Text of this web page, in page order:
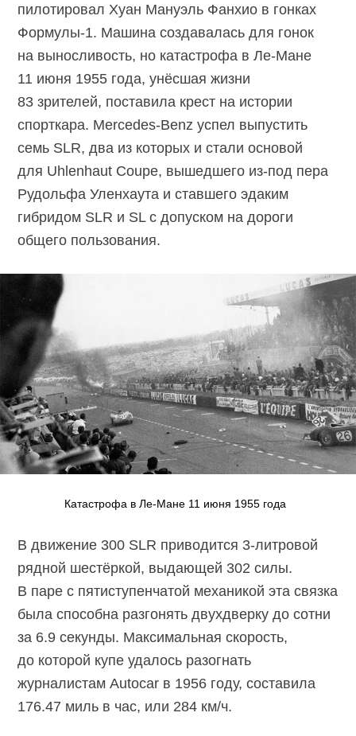
пилотировал Хуан Мануэль Фанхио в гонках
Формулы-1. Машина создавалась для гонок
на выносливость, но катастрофа вЛе-Мане
11 июня 1955 года, унёсшая жизни
83 зрителей, поставила крест на истории
спорткара. Mercedes-Benz успел выпустить
семь SLR, два из которых и стали основой
для Uhlenhaut Coupe, вышедшего из-под пера
Рудольфа Уленхаута и ставшего эдаким
гибридом SLR и SL с допуском на дороги
общего пользования.
Катастрофа в Ле-Мане11 июня 1955 года
В движение 300 SLR приводится 3-литровой
рядной шестёркой, выдающей 302 силы.
В паре с пятиступенчатой механикой эта связка
была способна разгонять двухдверку до сотни
за 6.9 секунды. Максимальная скорость,
до которой купе удалось разогнать
журналистам Autocar в 1956 году, составила
176.47 миль в час, или 284 км/ч.